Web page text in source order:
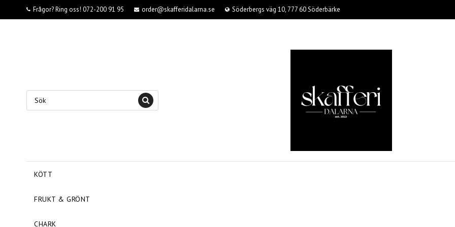
Frågor? Ring oss! 072-200 91 95 order@skafferidalarna.se Söderbergs väg 10, 777 60 Söderbärke
KÖTT
FRUKT & GRÖNT
CHARK